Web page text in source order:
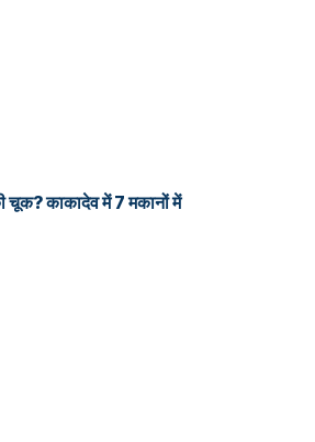
चूक? काकादेव में 7 मकानों में